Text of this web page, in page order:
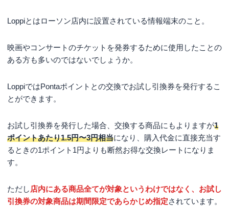
Loppiとはローソン店内に設置されている情報端末のこと。
映画やコンサートのチケットを発券するために使用したことの
ある方も多いのではないでしょうか。
LoppiではPontaポイントとの交換でお試し引換券を発行するこ
とができます。
お試し引換券を発行した場合、交換する商品にもよりますが1
ポイントあたり1.5円〜3円相当になり、購入代金に直接充当す
るときの1ポイント1円よりも断然お得な交換レートになりま
す。
ただし 店内にある商品全てが対象というわけではなく、お試し
引換券の対象商品は期間限定であらかじめ指定されています。